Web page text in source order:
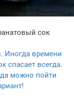
сок
Иногда времени
спасает всегда.
можно пойти